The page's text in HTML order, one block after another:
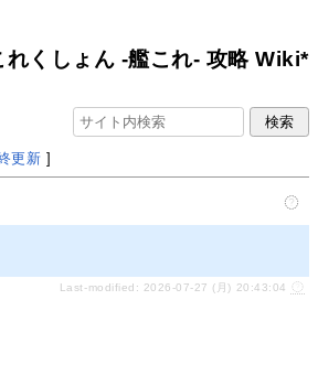
れくしょん -艦これ- 攻略 Wiki*
更新 ]
Last-modified: 2026-07-27 (月) 20:43:04